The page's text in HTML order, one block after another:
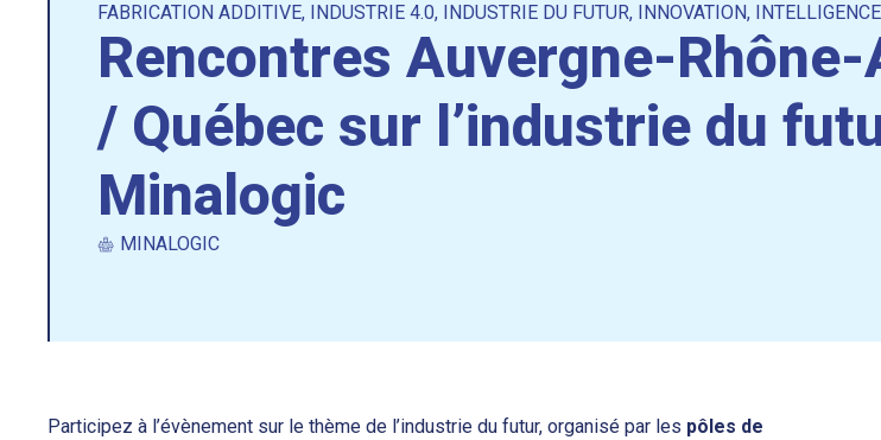
FABRICATION ADDITIVE, INDUSTRIE 4.0, INDUSTRIE DU FUTUR, INNOVATION,
Rencontres Auvergne-Rhône-
/ Québec sur l’industrie du
Minalogic
MINALOGIC
Participez à l’évènement sur le thème de l’industrie du futur, organisé par les pôles de